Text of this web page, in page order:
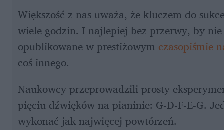
Większość z nas uważa, że kluczem do
wiele godzin. I najlepiej bez przerwy, by
opublikowane w prestiżowym czasopiśmie
coś innego.
Naukowcy przeprowadzili prosty
pięciu dźwięków na pianinie: G-D-F-E-G.
wykonać jak najwięcej powtórzeń.